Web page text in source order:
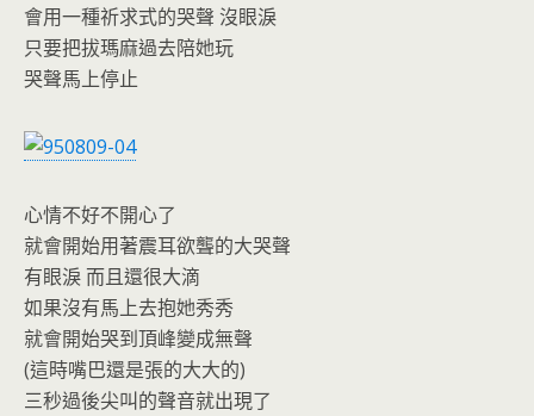
會用一種祈求式的哭聲 沒眼淚
只要把拔瑪麻過去陪她玩
哭聲馬上停止
心情不好不開心了
就會開始用著震耳欲聾的大哭聲
有眼淚 而且還很大滴
如果沒有馬上去抱她秀秀
就會開始哭到頂峰變成無聲
(這時嘴巴還是張的大大的)
三秒過後尖叫的聲音就出現了